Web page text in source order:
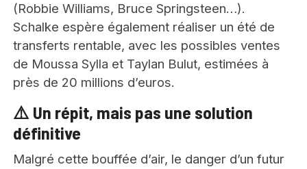
(Robbie Williams, Bruce Springsteen…).
Schalke espère également réaliser un été de
transferts rentable, avec les possibles ventes
de Moussa Sylla et Taylan Bulut, estimées à
près de 20 millions d’euros.
⚠️ Un répit, mais pas une solution
définitive
Malgré cette bouffée d’air, le danger d’un futur